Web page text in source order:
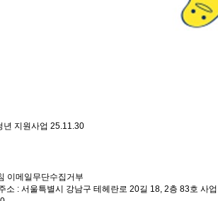
년 지원사업 25.11.30
이메일무단수집거부
소 : 서울특별시 강남구 테헤란로 20길 18, 2층 83호 사업